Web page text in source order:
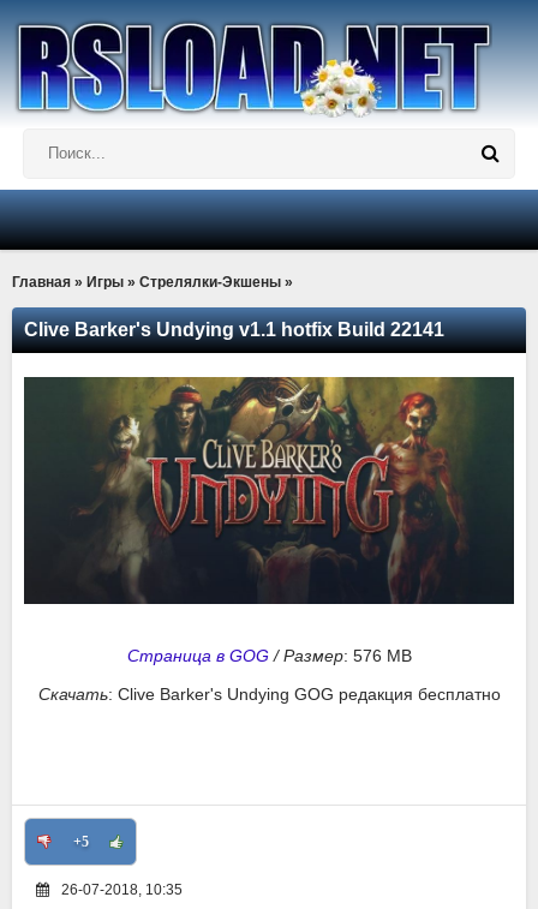
Главная » Игры » Стрелялки-Экшены »
Clive Barker's Undying v1.1 hotfix Build 22141
Страница в GOG/Размер: 576 MB
Скачать: Clive Barker's Undying GOG редакция бесплатно
+5
26-07-2018, 10:35